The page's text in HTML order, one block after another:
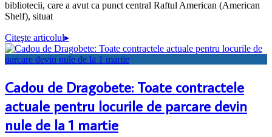
bibliotecii, care a avut ca punct central Raftul American (American
Shelf), situat
Citeşte articolul▸
Cadou de Dragobete: Toate contractele
actuale pentru locurile de parcare devin
nule de la 1 martie